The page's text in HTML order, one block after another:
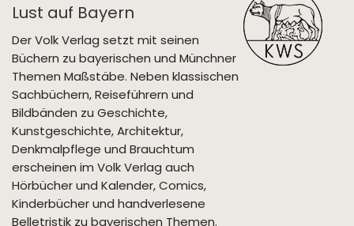
Lust auf Bayern
Der Volk Verlag setzt mit seinen
Büchern zu bayerischen und Münchner
Themen Maßstäbe. Neben klassischen
Sachbüchern, Reiseführern und
Bildbänden zu Geschichte,
Kunstgeschichte, Architektur,
Denkmalpflege und Brauchtum
erscheinen im Volk Verlag auch
Hörbücher und Kalender, Comics,
Kinderbücher und handverlesene
Belletristik zu bayerischen Themen.